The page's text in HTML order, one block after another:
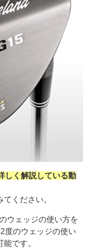
しく解説している動
ください。
ウェッジの使い方を
度のウェッジの使い
です。